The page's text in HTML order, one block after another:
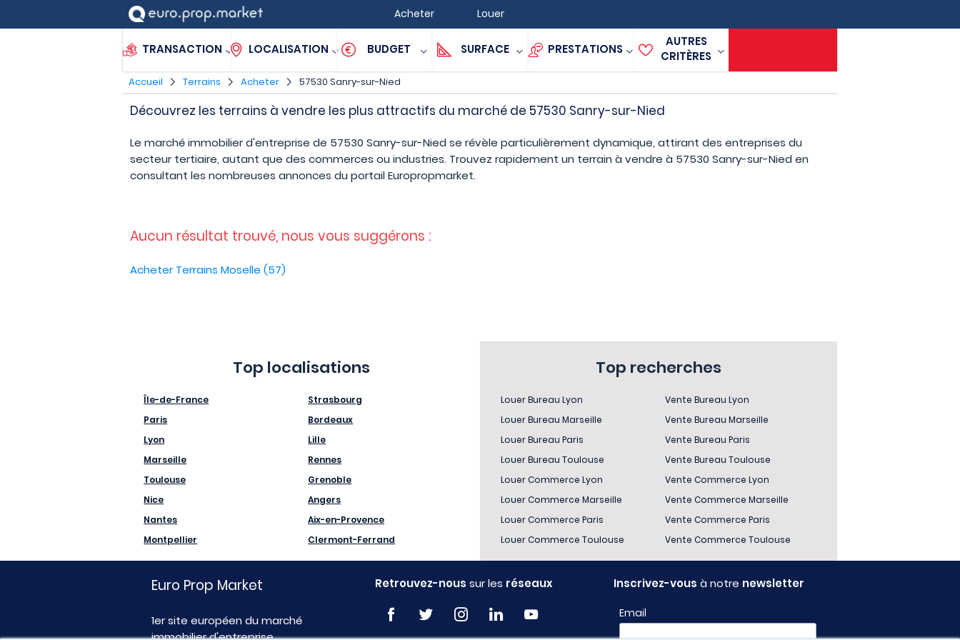
Acheter Louer
TRANSACTION LOCALISATION BUDGET SURFACE PRESTATIONS
AUTRES
CRITÈRES
Accueil Terrains Acheter 57530 Sanry-sur-Nied
Découvrez les terrains à vendre les plus attractifs du marché de 57530 Sanry-sur-Nied
Le marché immobilier d'entreprise de 57530 Sanry-sur-Nied se révèle particulièrement dynamique, attirant des entreprises du
secteur tertiaire, autant que des commerces ou industries. Trouvez rapidement un terrain à vendre à 57530 Sanry-sur-Nied en
consultant les nombreuses annonces du portail Europropmarket.
Aucun résultat trouvé, nous vous suggérons :
Acheter Terrains Moselle (57)
Top localisations
Île-de-France
Paris
Lyon
Marseille
Toulouse
Nice
Nantes
Montpellier
Strasbourg
Bordeaux
Lille
Rennes
Grenoble
Angers
Aix-en-Provence
Clermont-Ferrand
Top recherches
Louer Bureau Lyon
Louer Bureau Marseille
Louer Bureau Paris
Louer Bureau Toulouse
Louer Commerce Lyon
Louer Commerce Marseille
Louer Commerce Paris
Louer Commerce Toulouse
Vente Bureau Lyon
Vente Bureau Marseille
Vente Bureau Paris
Vente Bureau Toulouse
Vente Commerce Lyon
Vente Commerce Marseille
Vente Commerce Paris
Vente Commerce Toulouse
Euro Prop Market
1er site européen du marché
Retrouvez-nous sur les réseaux Inscrivez-vous à notre newsletter
Email